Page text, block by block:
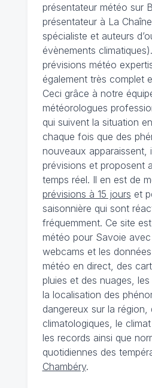
présentateur météo sur
présentateur à La
spécialiste et auteurs
évènements
prévisions météo
également très complet
Ceci grâce à notre
météorologues
qui suivent la situation
chaque fois que des
nouveaux apparaissent,
prévisions et proposent
temps réel. Il en est de
prévisions à 15 jours et
saisonnière qui sont
fréquemment. Ce site
météo pour Savoie avec
webcams et les
météo en direct, des
pluies et des nuages,
la localisation des
dangereux sur la région,
climatologiques, le
les records ainsi que
quotidiennes des
Chambéry.